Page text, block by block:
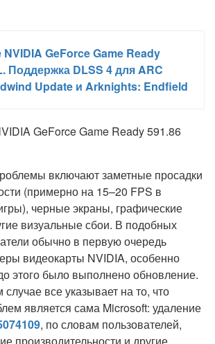
GeForce Game Ready
Поддержка DLSS 4 для ARC
Update и Arknights: Endfield
включают заметные просадки
(примерно на 15–20 FPS в
черные экраны, графические
визуальные сбои. В подобных
обычно в первую очередь
видеокарты NVIDIA, особенно
этого было выполнено обновление.
все указывает на то, что
является сама Microsoft: удаление
, по словам пользователей,